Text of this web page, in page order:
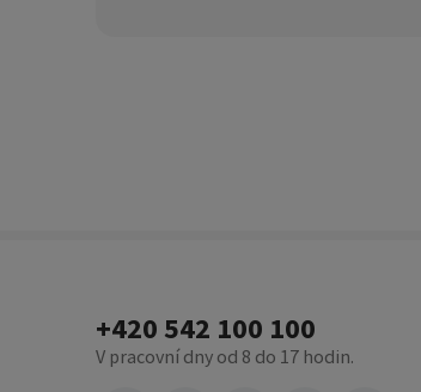
+420 542 100 100
V pracovní dny od 8 do 17 hodin.